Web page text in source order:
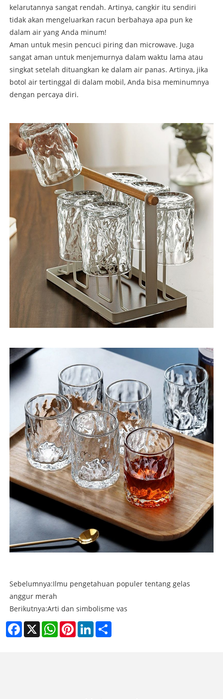
kelarutannya sangat rendah. Artinya, cangkir itu sendiri
tidak akan mengeluarkan racun berbahaya apa pun ke
dalam air yang Anda minum!
Aman untuk mesin pencuci piring dan microwave. Juga
sangat aman untuk menjemurnya dalam waktu lama atau
singkat setelah dituangkan ke dalam air panas. Artinya, jika
botol air tertinggal di dalam mobil, Anda bisa meminumnya
dengan percaya diri.
Sebelumnya:Ilmu pengetahuan populer tentang gelas
anggur merah
Berikutnya:Arti dan simbolisme vas
Facebook
X WhatsAppPinterestLinkedIn